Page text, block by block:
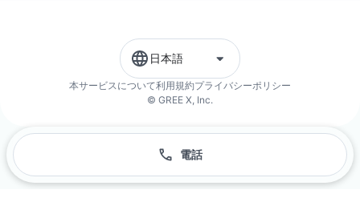
日本語
本サービスについて利用規約プライバシーポリシー
© GREE X, Inc.
電話